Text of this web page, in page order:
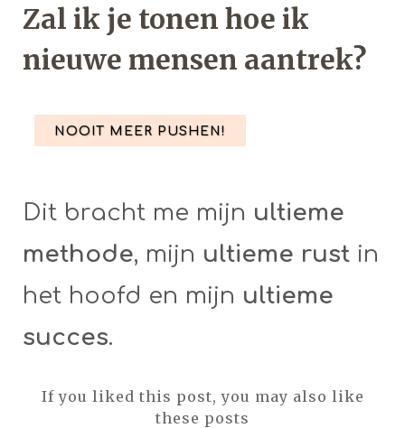
Zal ik je tonen hoe ik
nieuwe mensen aantrek?
NOOIT MEER PUSHEN!
Dit bracht me mijn ultieme
methode, mijn ultieme rust in
het hoofd en mijn ultieme
succes.
If you liked this post, you may also like
these posts